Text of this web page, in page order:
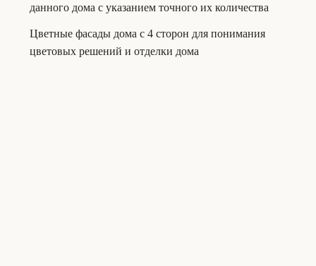
данного дома с указанием точного их количества
Цветные фасады дома с 4 сторон для понимания
цветовых решений и отделки дома